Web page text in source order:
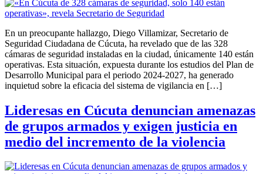
En un preocupante hallazgo, Diego Villamizar, Secretario de
Seguridad Ciudadana de Cúcuta, ha revelado que de las 328
cámaras de seguridad instaladas en la ciudad, únicamente 140 están
operativas. Esta situación, expuesta durante los estudios del Plan de
Desarrollo Municipal para el periodo 2024-2027, ha generado
inquietud sobre la eficacia del sistema de vigilancia en […]
Lideresas en Cúcuta denuncian amenazas
de grupos armados y exigen justicia en
medio del incremento de la violencia